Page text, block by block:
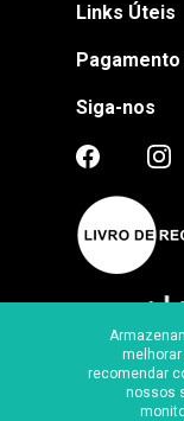
recomendar
nossos
Links Úteis
Siga-nos
Certificado